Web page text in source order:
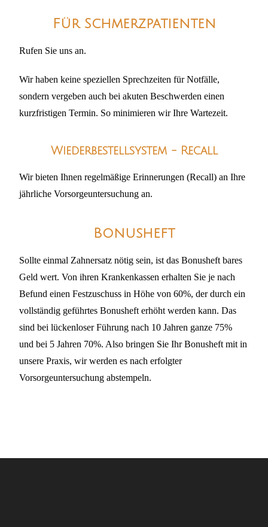
Für Schmerzpatienten
Rufen Sie uns an.
Wir haben keine speziellen Sprechzeiten für Notfälle,
sondern vergeben auch bei akuten Beschwerden einen
kurzfristigen Termin. So minimieren wir Ihre Wartezeit.
Wiederbestellsystem - Recall
Wir bieten Ihnen regelmäßige Erinnerungen (Recall) an Ihre
jährliche Vorsorgeuntersuchung an.
Bonusheft
Sollte einmal Zahnersatz nötig sein, ist das Bonusheft bares
Geld wert. Von ihren Krankenkassen erhalten Sie je nach
Befund einen Festzuschuss in Höhe von 60%, der durch ein
vollständig geführtes Bonusheft erhöht werden kann. Das
sind bei lückenloser Führung nach 10 Jahren ganze 75%
und bei 5 Jahren 70%. Also bringen Sie Ihr Bonusheft mit in
unsere Praxis, wir werden es nach erfolgter
Vorsorgeuntersuchung abstempeln.